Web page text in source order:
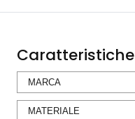
Caratteristiche
MARCA
MATERIALE